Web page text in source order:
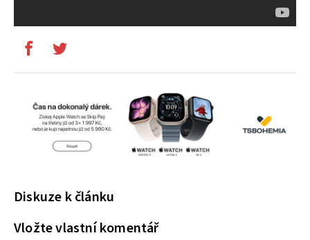
Diskuze k článku
Vložte vlastní komentář